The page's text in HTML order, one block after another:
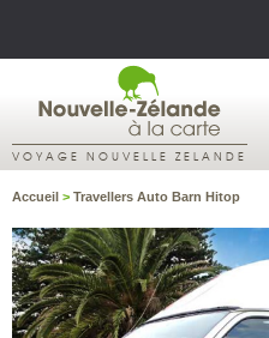
VOYAGE NOUVELLE ZELANDE
Accueil > Travellers Auto Barn Hitop